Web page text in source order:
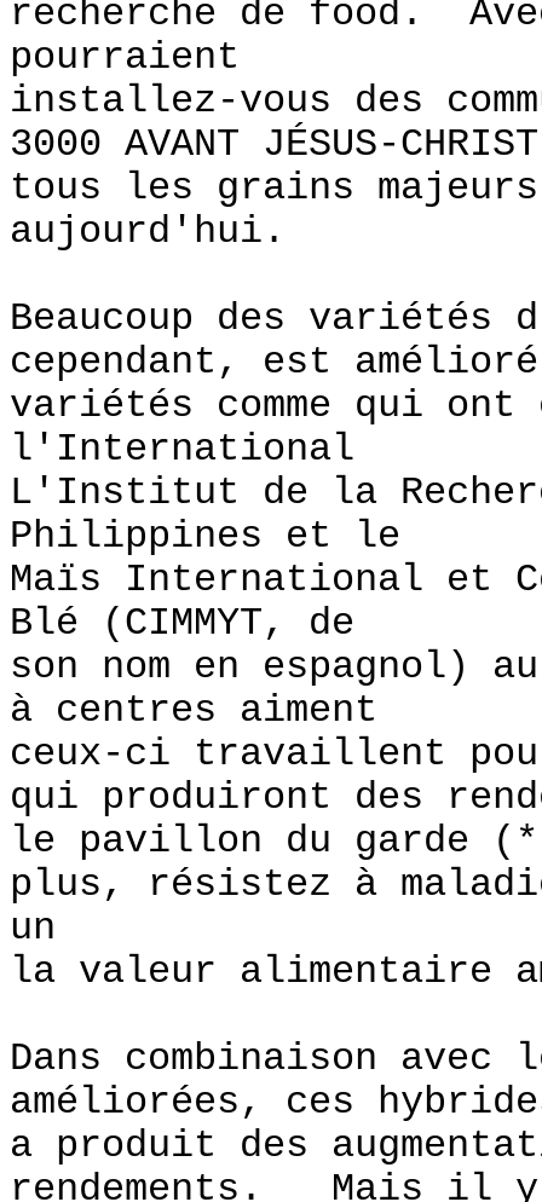
recherche de food.
pourraient
installez-vous des
3000 AVANT JÉSUS-
tous les grains
aujourd'hui.
Beaucoup des
cependant, est amélioré
variétés comme qui ont
l'International
L'Institut de la
Philippines et le
Maïs International et
Blé (CIMMYT, de
son nom en espagnol)
à centres aiment
ceux-ci travaillent
qui produiront des
le pavillon du garde
plus, résistez à
un
la valeur alimentaire
Dans combinaison
améliorées, ces
a produit des
rendements. Mais il